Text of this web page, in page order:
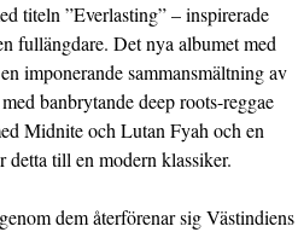
titeln ”Everlasting” – inspirerade
fullängdare. Det nya albumet med
imponerande sammansmältning av
banbrytande deep roots-reggae
Midnite och Lutan Fyah och en
till en modern klassiker.
dem återförenar sig Västindiens